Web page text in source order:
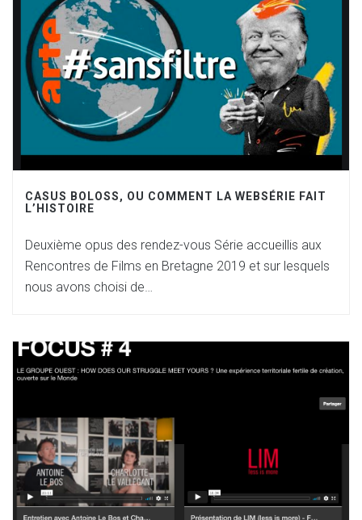
CASUS BOLOSS, OU COMMENT LA WEBSÉRIE FAIT
L’HISTOIRE
Deuxième opus des rendez-vous Série accueillis aux
Rencontres de Films en Bretagne 2019 et sur lesquels
nous avons choisi de…